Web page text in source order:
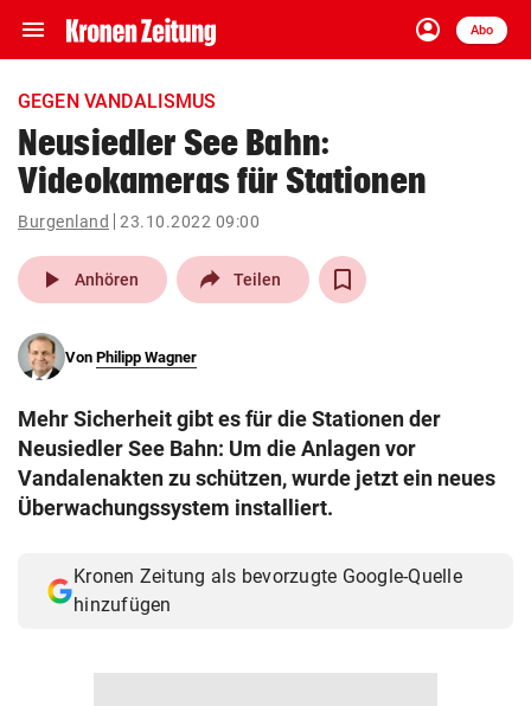
menu Navigation
ein-/ausklappen
account_circle
Anmelden
Abo
close Schließen
account_circle Anmelden
arrow_right
pin_drop
Wien arrow_right
search
eingeben
Muthgasse 2, 1190 Wien
GEGEN VANDALISMUS
Neusiedler See Bahn:
Videokameras für Stationen
Burgenland 23.10.2022 09:00
play_arrow Anhören Teilen
Von Philipp Wagner
Mehr Sicherheit gibt es für die Stationen der
Neusiedler See Bahn: Um die Anlagen vor
Vandalenakten zu schützen, wurde jetzt ein neues
Überwachungssystem installiert.
Kronen Zeitung als bevorzugte Google-Quelle
hinzufügen